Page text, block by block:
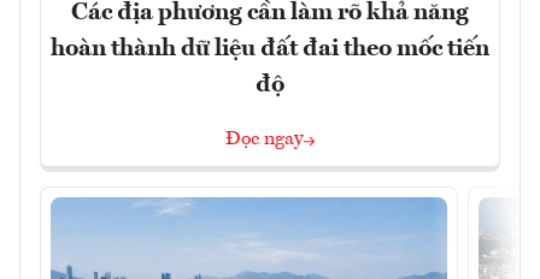
Các địa phương cần làm rõ khả năng
hoàn thành dữ liệu đất đai theo mốc tiến
độ
Đọc ngay